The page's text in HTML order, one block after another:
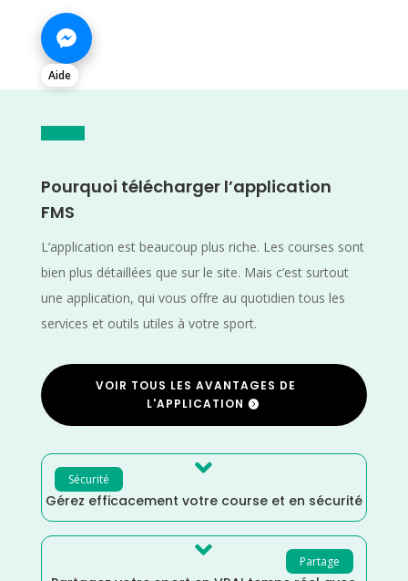
Aide
Pourquoi télécharger l’application
FMS
L’application est beaucoup plus riche. Les courses sont
bien plus détaillées que sur le site. Mais c’est surtout
une application, qui vous offre au quotidien tous les
services et outils utiles à votre sport.
VOIR TOUS LES AVANTAGES DE
L'APPLICATION
Sécurité 
Gérez efficacement votre course et en sécurité
Partage
